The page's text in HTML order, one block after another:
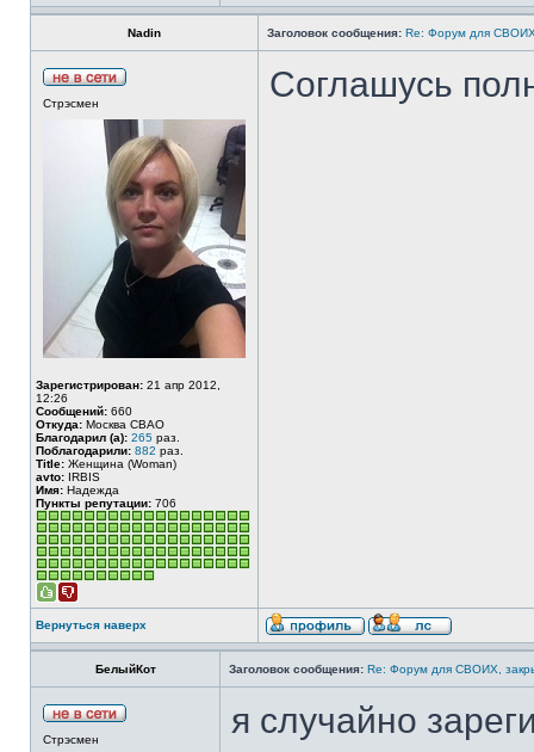
Nadin Заголовок сообщения: Re: Форум для
Стрэсмен
Зарегистрирован: 21 апр 2012,
12:26
Сообщений: 660
Откуда: Москва СВАО
Благодарил (а): 265 раз.
Поблагодарили: 882 раз.
Title: Женщина (Woman)
avto: IRBIS
Имя: Надежда
Пункты репутации: 706
Соглашусь
Вернуться наверх
БелыйКот Заголовок сообщения: Re: Форум для СВОИХ,
Стрэсмен
я случайно